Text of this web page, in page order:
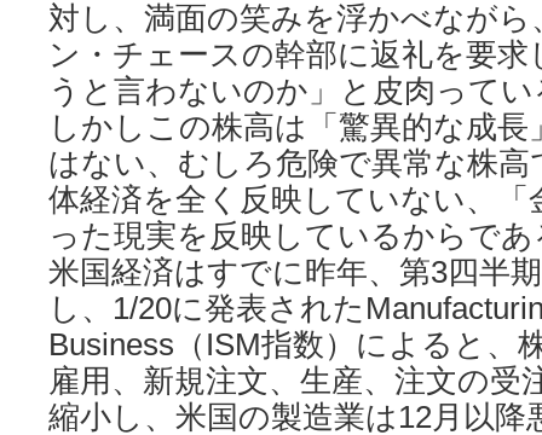
対し、満面の笑みを浮かべなが
ン・チェースの幹部に返礼を要
うと言わないのか」と皮肉ってい
しかしこの株高は「驚異的な成
はない、むしろ危険で異常な株
体経済を全く反映していない、「
った現実を反映しているからであ
米国経済はすでに昨年、第3四半
し、1/20に発表された
Business（ISM指数）によると、
雇用、新規注文、生産、注文の受
縮小し、米国の製造業は12月以降